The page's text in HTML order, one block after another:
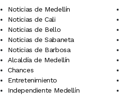
Noticias de Medellín
Noticias de Cali
Noticias de Bello
Noticias de Sabaneta
Noticias de Barbosa
Alcaldía de Medellín
Chances
Entretenimiento
Independiente Medellín